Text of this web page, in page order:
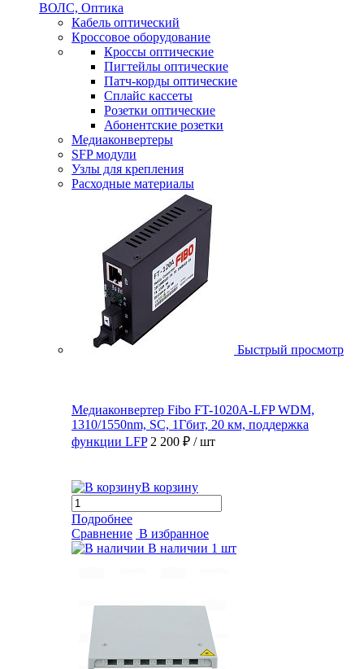
ВОЛС, Оптика
Кабель оптический
Кроссовое оборудование
Кроссы оптические
Пигтейлы оптические
Патч-корды оптические
Сплайс кассеты
Розетки оптические
Абонентские розетки
Медиаконвертеры
SFP модули
Узлы для крепления
Расходные материалы
Быстрый просмотр
Медиаконвертер Fibo FT-1020A-LFP WDM,
1310/1550nm, SC, 1Гбит, 20 км, поддержка
функции LFP 2 200 ₽ / шт
В корзину
Подробнее
Сравнение В избранное
В наличии 1 шт